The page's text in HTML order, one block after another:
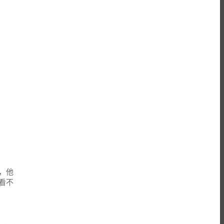
他
不